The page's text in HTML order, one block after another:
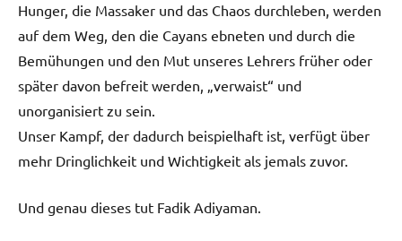
Hunger, die Massaker und das Chaos durchleben, werden
auf dem Weg, den die Cayans ebneten und durch die
Bemühungen und den Mut unseres Lehrers früher oder
später davon befreit werden, „verwaist“ und
unorganisiert zu sein.
Unser Kampf, der dadurch beispielhaft ist, verfügt über
mehr Dringlichkeit und Wichtigkeit als jemals zuvor.
Und genau dieses tut Fadik Adiyaman.